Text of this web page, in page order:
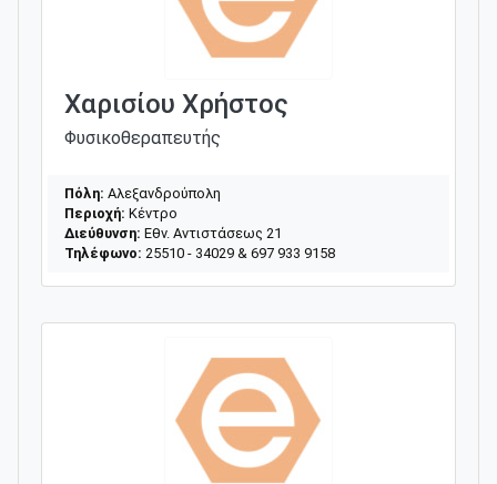
Χαρισίου Χρήστος
Φυσικοθεραπευτής
Πόλη: Αλεξανδρούπολη
Περιοχή: Κέντρο
Διεύθυνση: Εθν. Αντιστάσεως 21
Τηλέφωνο: 25510 - 34029 & 697 933 9158